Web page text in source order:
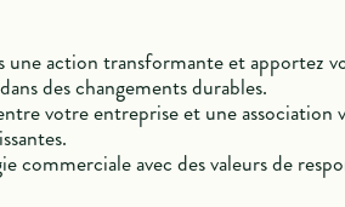
une action transformante et apportez
des changements durables.
votre entreprise et une association
commerciale avec des valeurs de